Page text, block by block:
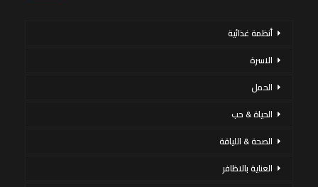
أنظمة غذائية
الاسرة
الحمل
الحياة & حب
الصحة & اللياقة
العناية بالاظافر